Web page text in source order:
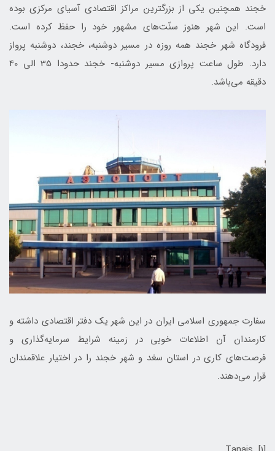
خجند همچنين يكی از بزرگترين مراكز اقتصادی آسيای مركزی بوده
است. اين شهر هنوز سنّت‌های مشهور خود را حفظ كرده است.
فرودگاه شهر خجند همه روزه در مسير دوشنبه، خجند، دوشنبه پرواز
دارد. طول ساعت پروازی مسير دوشنبه- خجند حدودا 35 الی 40
دقيقه می‌باشد.
سفارت جمهوری اسلامی ايران در اين شهر يك دفتر اقتصادی داشته و
كارمندان آن اطلاعات خوبی در زمينه شرايط سرمايه‌گذاری و
فرصت‌های كاری در استان سغد و شهر خجند را در اختيار علاقمندان
قرار می‌دهند.